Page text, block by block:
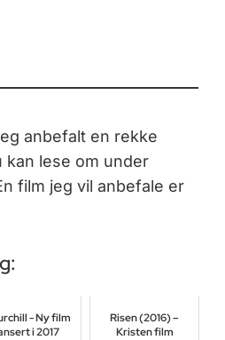
anbefalt en rekke
kan lese om under
film jeg vil anbefale er
- Ny film
i 2017
Risen (2016) –
Kristen film